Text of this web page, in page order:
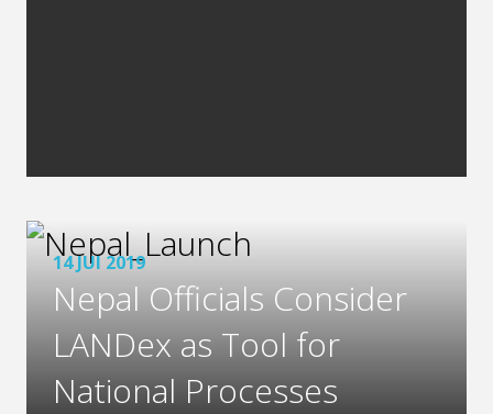
14 JUI 2019
Nepal Officials Consider
LANDex as Tool for
National Processes